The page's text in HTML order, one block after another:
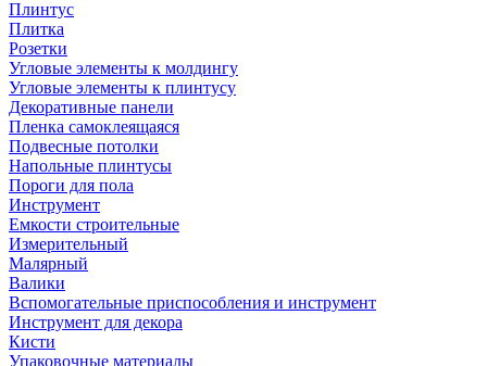
Плинтус
Плитка
Розетки
Угловые элементы к молдингу
Угловые элементы к плинтусу
Декоративные панели
Пленка самоклеящаяся
Подвесные потолки
Напольные плинтусы
Пороги для пола
Инструмент
Емкости строительные
Измерительный
Малярный
Валики
Вспомогательные приспособления и инструмент
Инструмент для декора
Кисти
Упаковочные материалы